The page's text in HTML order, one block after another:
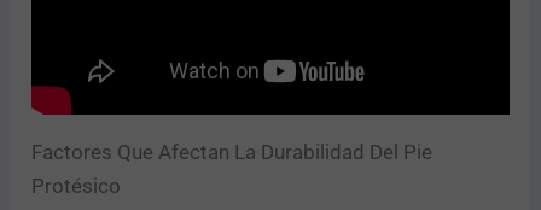
Factores Que Afectan La Durabilidad Del Pie
Protésico